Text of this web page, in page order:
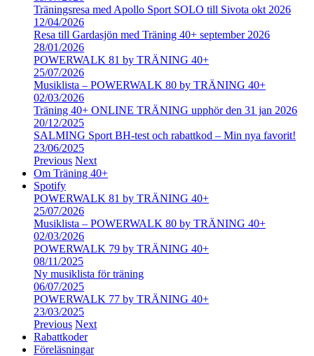
Träningsresa med Apollo Sport SOLO till Sivota okt 2026
12/04/2026
Resa till Gardasjön med Träning 40+ september 2026
28/01/2026
POWERWALK 81 by TRÄNING 40+
25/07/2026
Musiklista – POWERWALK 80 by TRÄNING 40+
02/03/2026
Träning 40+ ONLINE TRÄNING upphör den 31 jan 2026
20/12/2025
SALMING Sport BH-test och rabattkod – Min nya favorit!
23/06/2025
Previous Next
Om Träning 40+
Spotify
POWERWALK 81 by TRÄNING 40+
25/07/2026
Musiklista – POWERWALK 80 by TRÄNING 40+
02/03/2026
POWERWALK 79 by TRÄNING 40+
08/11/2025
Ny musiklista för träning
06/07/2025
POWERWALK 77 by TRÄNING 40+
23/03/2025
Previous Next
Rabattkoder
Föreläsningar